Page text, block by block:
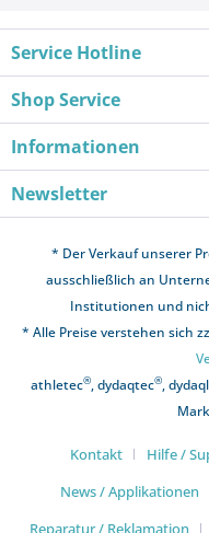
Service Hotline
Shop Service
Informationen
Newsletter
* Der Verkauf unserer
ausschließlich an
Institutionen und
* Alle Preise verstehen sich
athletec®, dydaqtec®,
Kontakt Hilfe /
News / Applikationen
Reparatur / Reklamation